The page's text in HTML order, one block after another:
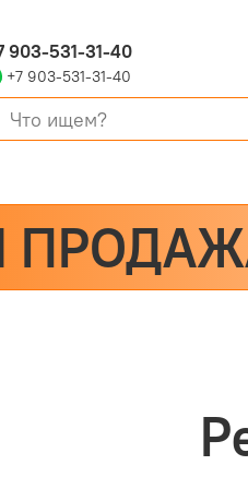
903-531-31-40
+7 903-531-31-40